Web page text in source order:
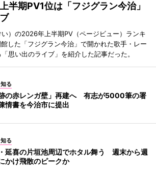
半期PV1位は「フジグラン今治」
）の2026年上半期PV（ページビュー）ランキ
した「フジグラン今治」で開かれた歌手・レー
思い出のライブ」を紹介した記事だった。
る
跡の赤レンガ壁」再建へ 有志が5000筆の署
情書を今治市に提出
る
延喜の片垣池周辺でホタル舞う 週末から週
かけ飛散のピークか